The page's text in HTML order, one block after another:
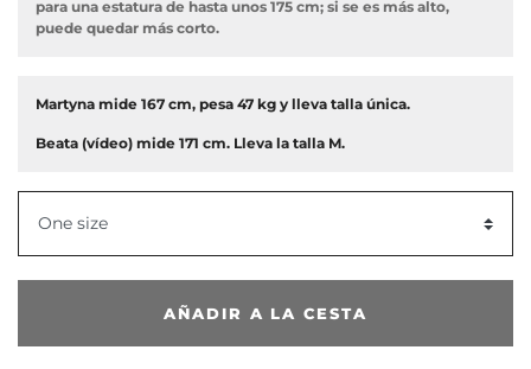
para una estatura de hasta unos 175 cm; si se es más alto,
puede quedar más corto.
Martyna mide 167 cm, pesa 47 kg y lleva talla única.
Beata (vídeo) mide 171 cm. Lleva la talla M.
One size
AÑADIR A LA CESTA